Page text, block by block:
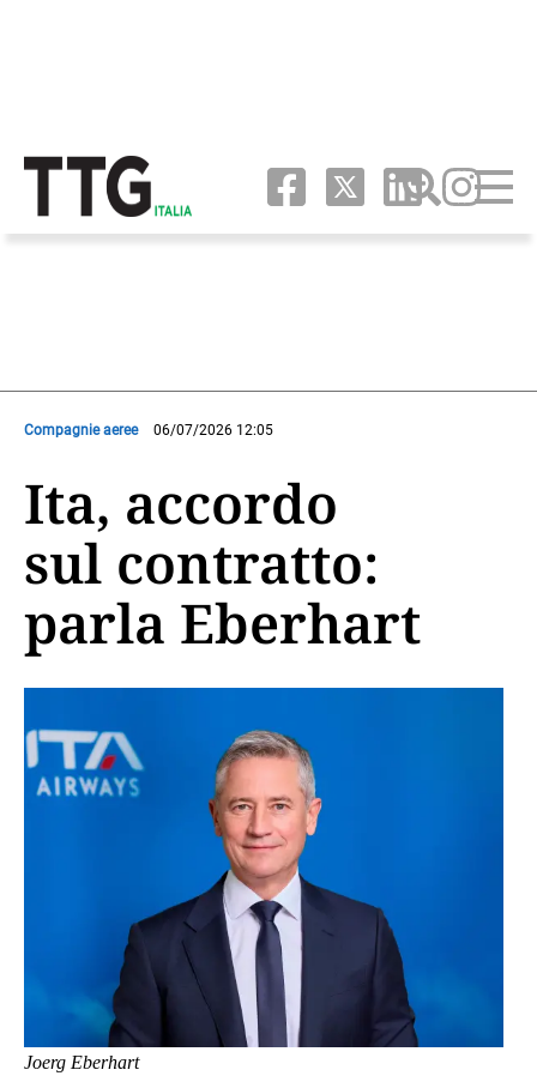
Compagnie aeree 06/07/2026 12:05
Ita, accordo
sul contratto:
parla Eberhart
Joerg Eberhart